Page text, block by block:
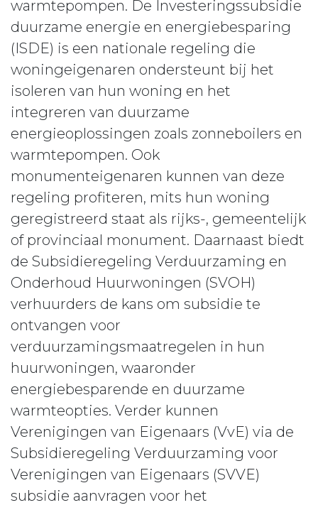
warmtepompen. De Investeringssubsidie
duurzame energie en energiebesparing
(ISDE) is een nationale regeling die
woningeigenaren ondersteunt bij het
isoleren van hun woning en het
integreren van duurzame
energieoplossingen zoals zonneboilers en
warmtepompen. Ook
monumenteigenaren kunnen van deze
regeling profiteren, mits hun woning
geregistreerd staat als rijks-, gemeentelijk
of provinciaal monument. Daarnaast biedt
de Subsidieregeling Verduurzaming en
Onderhoud Huurwoningen (SVOH)
verhuurders de kans om subsidie te
ontvangen voor
verduurzamingsmaatregelen in hun
huurwoningen, waaronder
energiebesparende en duurzame
warmteopties. Verder kunnen
Verenigingen van Eigenaars (VvE) via de
Subsidieregeling Verduurzaming voor
Verenigingen van Eigenaars (SVVE)
subsidie aanvragen voor het